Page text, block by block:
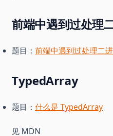
前端中遇到过处理
题目： 前端中遇到过处理二
TypedArray
题目： 什么是 TypedArray
见 MDN